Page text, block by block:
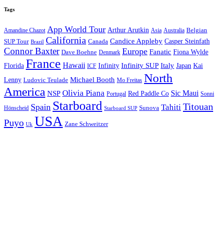
Tags
Amandine Chazot App World Tour Arthur Arutkin Asia Australia Belgian
SUP Tour Brazil California Canada Candice Appleby Casper Steinfath
Connor Baxter Dave Boehne Denmark Europe Fanatic Fiona Wylde
Florida France Hawaii ICF Infinity Infinity SUP Italy Japan Kai
Lenny Ludovic Teulade Michael Booth Mo Freitas North
America NSP Olivia Piana Portugal Red Paddle Co Sic Maui Sonni
Hönscheid Spain Starboard Starboard SUP Sunova Tahiti Titouan
Puyo Uk USA Zane Schweitzer